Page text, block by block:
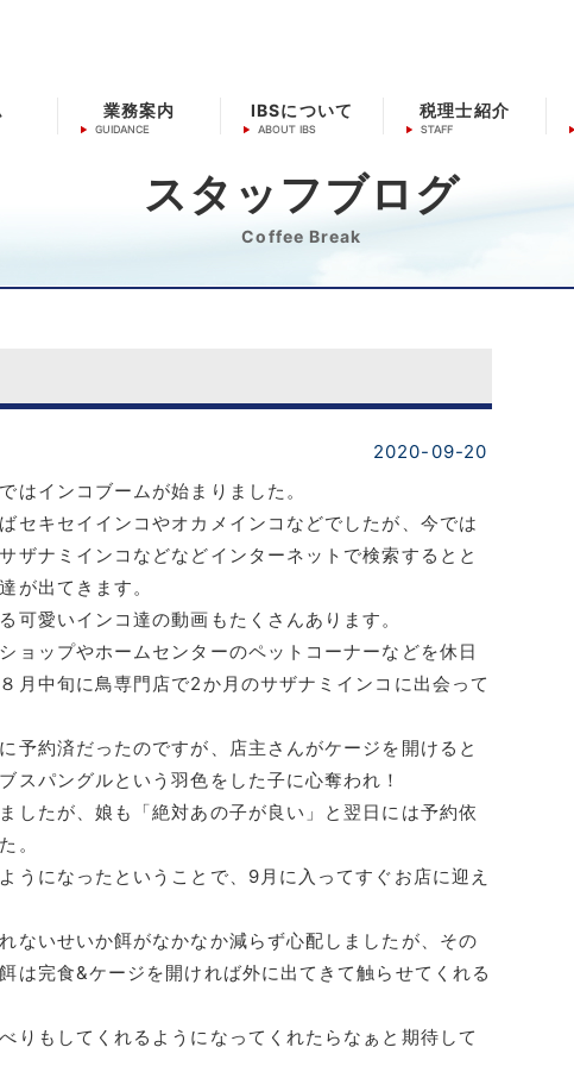
業務案内 IBSについて 税理士紹介
スタッフブログ
Coffee Break
2020-09-20
はインコブームが始まりました。
セキセイインコやオカメインコな どでしたが、今では
ザナミインコ などなどインターネットで検索するとと
が出てきます。
可愛いインコ達の動画もたくさんあります。
ョップやホームセンターのペット コーナーなどを休日
月中旬に鳥専門店で2か月のサザナミインコに出会って
予約済だったのですが、店主さんがケージを開けると
スパングルと いう羽色をした子に心奪われ！
したが、娘も「絶対あの子が良い 」と翌日には予約依
。
うになったということで、9月に 入ってすぐお店に迎え
ないせいか餌がなかなか減らず心配しましたが、その
は完食&ケージを開ければ外に出てきて触らせてくれる
りもしてくれるように なってくれたらなぁと期待して